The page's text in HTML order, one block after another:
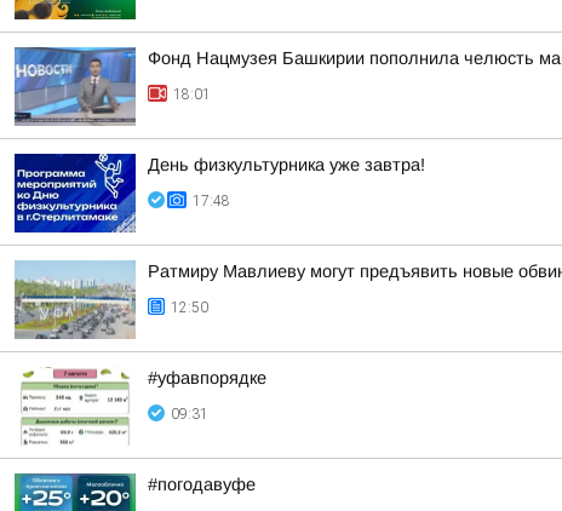
Фонд Нацмузея Башкирии пополнила челюсть
18:01
День физкультурника уже завтра!
17:48
Ратмиру Мавлиеву могут предъявить новые
12:50
#уфавпорядке
09:31
#погодавуфе